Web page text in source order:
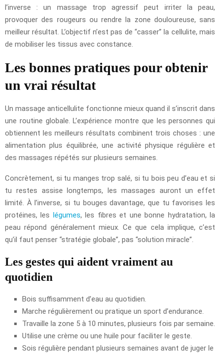
l’inverse : un massage trop agressif peut irriter la peau,
provoquer des rougeurs ou rendre la zone douloureuse, sans
meilleur résultat. L’objectif n’est pas de “casser” la cellulite, mais
de mobiliser les tissus avec constance.
Les bonnes pratiques pour obtenir
un vrai résultat
Un massage anticellulite fonctionne mieux quand il s’inscrit dans
une routine globale. L’expérience montre que les personnes qui
obtiennent les meilleurs résultats combinent trois choses : une
alimentation plus équilibrée, une activité physique régulière et
des massages répétés sur plusieurs semaines.
Concrètement, si tu manges trop salé, si tu bois peu d’eau et si
tu restes assise longtemps, les massages auront un effet
limité. À l’inverse, si tu bouges davantage, que tu favorises les
protéines, les légumes, les fibres et une bonne hydratation, la
peau répond généralement mieux. Ce que cela implique, c’est
qu’il faut penser “stratégie globale”, pas “solution miracle”.
Les gestes qui aident vraiment au
quotidien
Bois suffisamment d’eau au quotidien.
Marche régulièrement ou pratique un sport d’endurance.
Travaille la zone 5 à 10 minutes, plusieurs fois par semaine.
Utilise une crème ou une huile pour faciliter le geste.
Sois régulière pendant plusieurs semaines avant de juger le